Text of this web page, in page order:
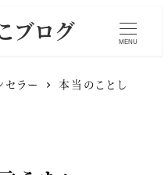
ブログ MENU
セラー
本当のことし